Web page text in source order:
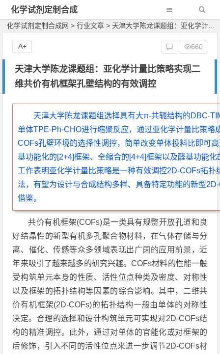
化学试剂定制合成
网
化学试剂定制合成网 > 行业文章 > 天津大学陈龙课题组：亚化学计量比策略实现二维共价有机框架孔壁结构的有效调控
天津大学陈龙课题组：亚化学计量比策略实现二
维共价有机框架孔壁结构的有效调控
660
A+
天津大学陈龙课题组选择具有大π-共轭结构的DBC-
单体TPE-Ph-CHO进行缩聚反应，通过亚化学计量比策略
COFs孔壁环境的选择性调控，简单改变单体投料比即可
基功能化的[2+4]框架、全缩合的[4+4]框架以及醛基功能化
工作表明亚化学计量比策略是一种有效调控2D-COFs拓扑
法，有望为设计与合成结构多样、具备特定功能的新型
借鉴。
共价有机框架(COFs)是一类具有规整开放孔道和良
好结晶性的新型有机多孔聚合物材料，在气体存储与分
离、催化、传感等众多领域表现出广阔的应用前景，近
年来吸引了越来越多的研究兴趣。COFs材料的性能一般
受构筑单元本身的性质、活性位点种类及密度、对称性
以及框架的拓扑结构等因素的综合影响。其中，二维共
价有机框架(2D-COFs)的拓扑结构一般由单体的对称性
决定。合理的选择和设计构筑单元可实现对2D-COFs结
构的精准调控。此外，通过对单体的官能化或对框架的
后修饰，引入不同的活性位点来进一步调节2D-COFs材